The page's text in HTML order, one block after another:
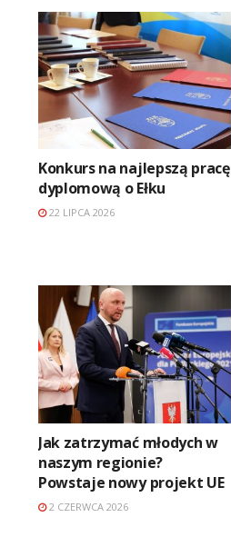
Konkurs na najlepszą pracę
dyplomową o Ełku
22 LIPCA 2026
Jak zatrzymać młodych w
naszym regionie?
Powstaje nowy projekt UE
2 CZERWCA 2026